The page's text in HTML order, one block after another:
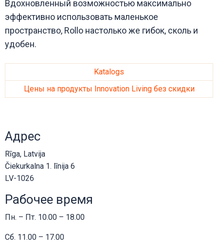
Вдохновленный возможностью максимально
эффективно использовать маленькое
пространство, Rollo настолько же гибок, сколь и
удобен.
Katalogs
Цены на продукты Innovation Living без скидки
Адрес
Rīga, Latvija
Čiekurkalna 1. līnija 6
LV-1026
Рабочее время
Пн. – Пт. 10.00 – 18.00
Сб. 11.00 – 17.00